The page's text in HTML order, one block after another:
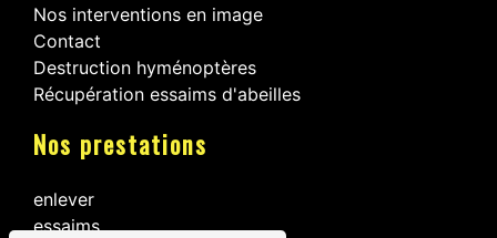
Nos interventions en image
Contact
Destruction hyménoptères
Récupération essaims d'abeilles
Nos prestations
enlever
essaims